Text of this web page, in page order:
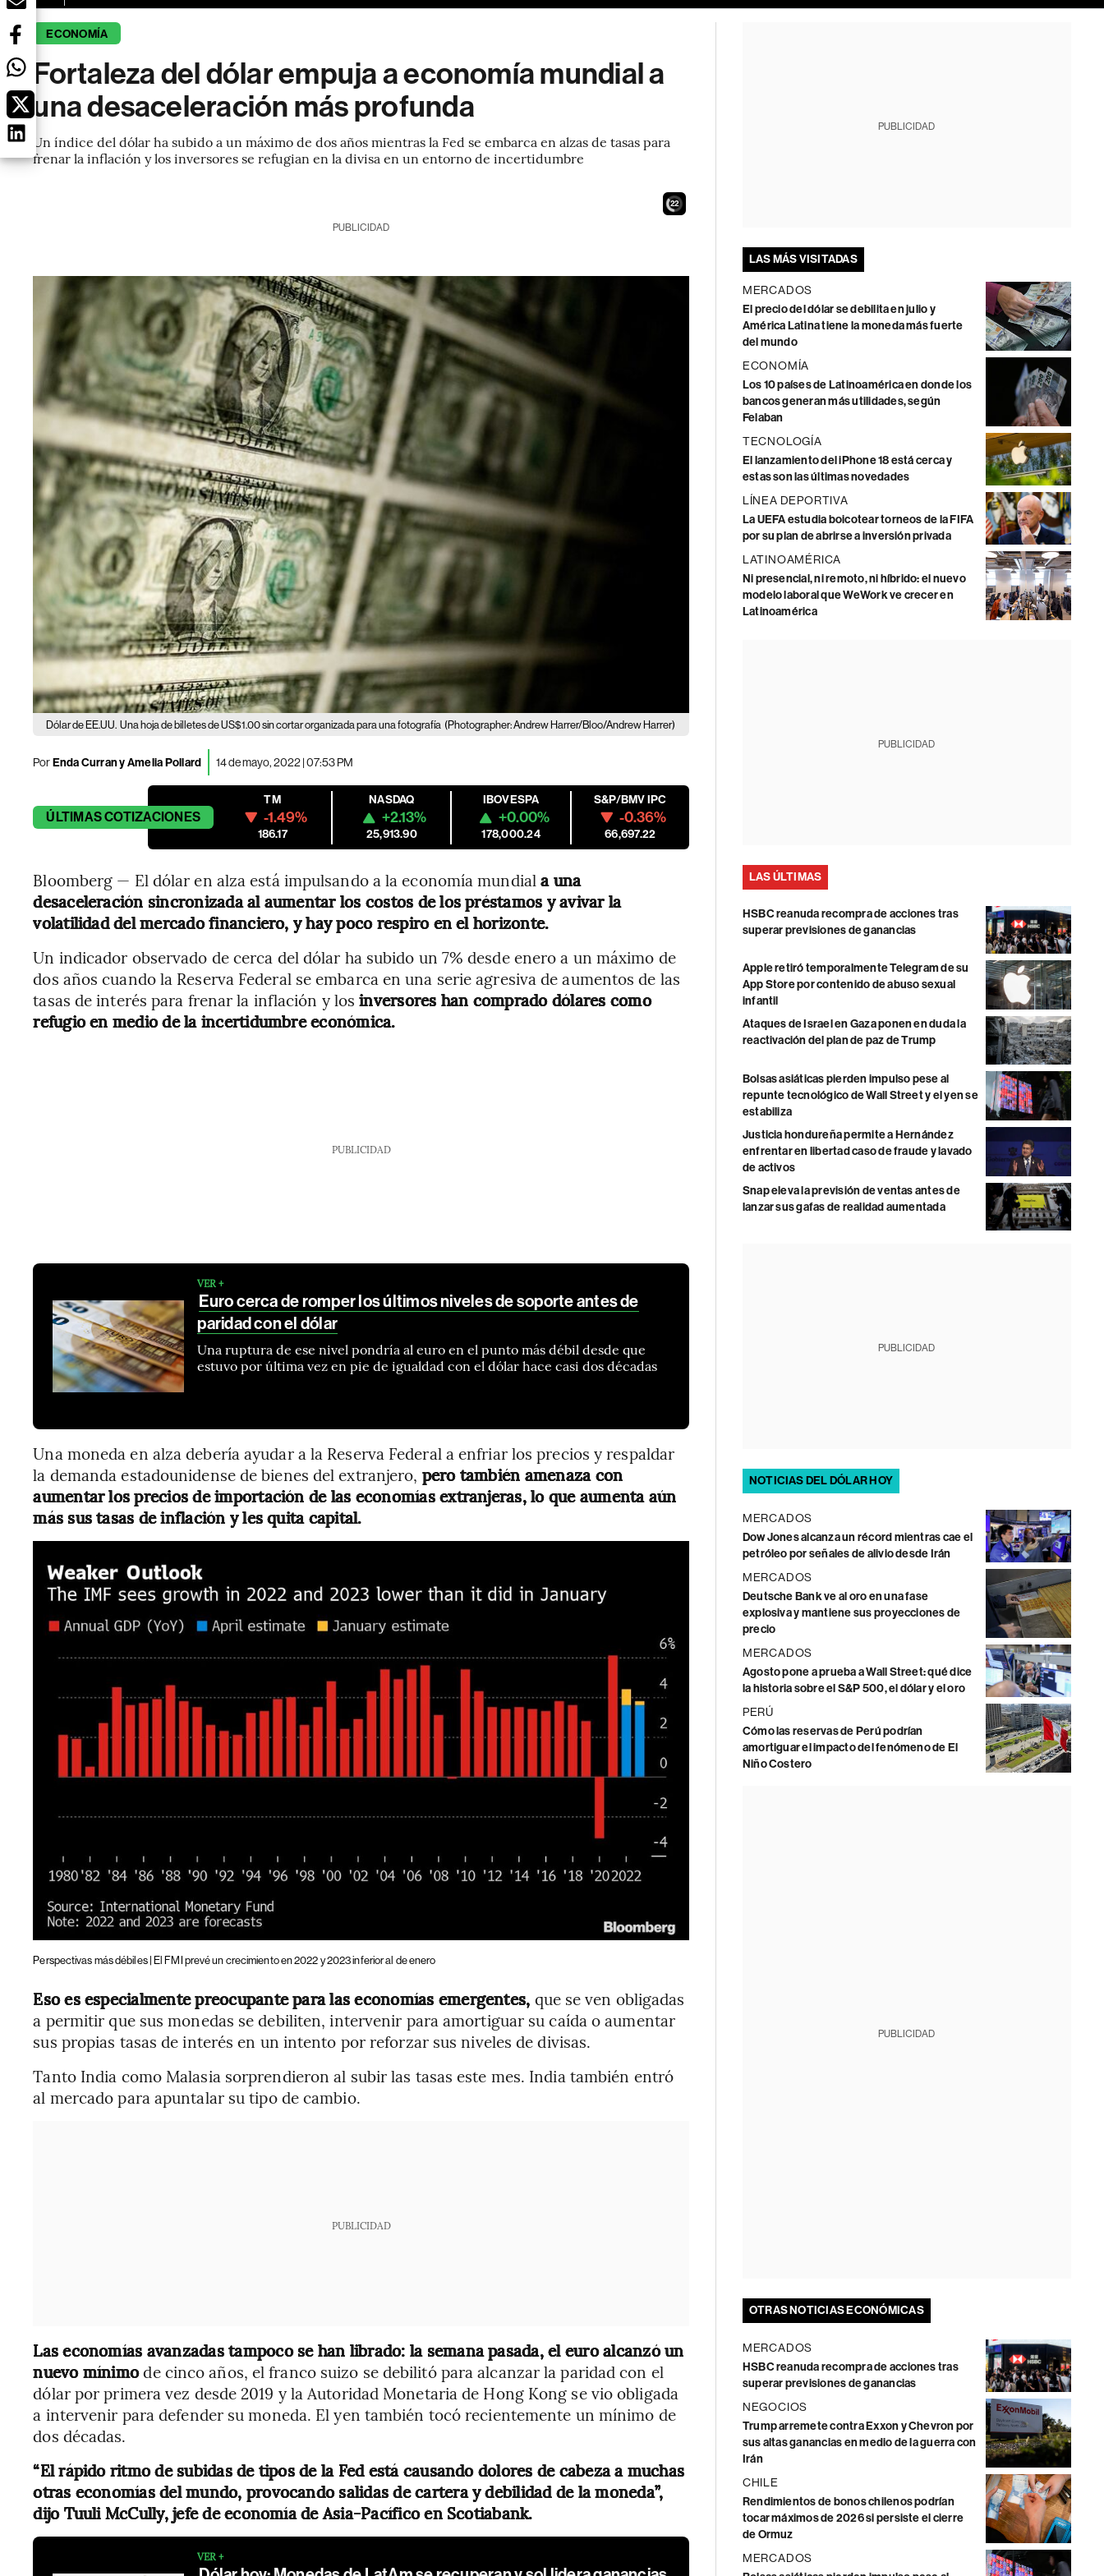
ECONOMÍA
Fortaleza del dólar empuja a economía mundial a
una desaceleración más profunda
Un índice del dólar ha subido a un máximo de dos años mientras la Fed se embarca en alzas de tasas para
frenar la inflación y los inversores se refugian en la divisa en un entorno de incertidumbre
20
PUBLICIDAD
Dólar de EE.UU. Una hoja de billetes de US$1.00 sin cortar organizada para una fotografía (Photographer: Andrew Harrer/Bloo/Andrew Harrer)
PorEnda Curran y Amelia Pollard 14 de mayo, 2022 | 07:53 PM
ÚLTIMASCOTIZACIONES
TM
-1.49%
186.17
NASDAQ
+2.13%
25,913.90
IBOVESPA
+0.00%
178,000.24
S&P/BMV IPC
-0.36%
66,697.22
Bloomberg — El dólar en alza está impulsando a la economía mundial a una
desaceleración sincronizada al aumentar los costos de los préstamos y avivar la
volatilidad del mercado financiero, y hay poco respiro en el horizonte.
Un indicador observado de cerca del dólar ha subido un 7% desde enero a un máximo de
dos años cuando la Reserva Federal se embarca en una serie agresiva de aumentos de las
tasas de interés para frenar la inflación y losinversores han comprado dólares como
refugio en medio de la incertidumbre económica.
PUBLICIDAD
VER +
Euro cerca de romper los últimos niveles de soporte antes de
paridad con el dólar
Una ruptura de ese nivel pondría al euro en el punto más débil desde que
estuvo por última vez en pie de igualdad con el dólar hace casi dos décadas
Una moneda en alza debería ayudar a la Reserva Federal a enfriar los precios y respaldar
la demanda estadounidense de bienes del extranjero, pero también amenaza con
aumentar los precios de importación de las economías extranjeras, lo que aumenta aún
más sus tasas de inflación y les quita capital.
Perspectivas más débiles | El FMI prevé un crecimiento en 2022 y 2023 inferior al de enero
Eso es especialmente preocupante para las economías emergentes, que se ven obligadas
a permitir que sus monedas se debiliten, intervenir para amortiguar su caída o aumentar
sus propias tasas de interés en un intento por reforzar sus niveles de divisas.
Tanto India como Malasia sorprendieron al subir las tasas este mes. India también entró
al mercado para apuntalar su tipo de cambio.
PUBLICIDAD
Las economías avanzadas tampoco se han librado: la semana pasada, el euro alcanzó un
nuevo mínimode cinco años, el franco suizo se debilitó para alcanzar la paridad con el
dólar por primera vez desde 2019 y la Autoridad Monetaria de Hong Kong se vio obligada
a intervenir para defender su moneda. El yen también tocó recientemente un mínimo de
dos décadas.
“El rápido ritmo de subidas de tipos de la Fed está causando dolores de cabeza a muchas
otras economías del mundo, provocando salidas de cartera y debilidad de la moneda”,
dijo Tuuli McCully, jefe de economía de Asia-Pacífico en Scotiabank.
VER +
PUBLICIDAD
LAS MÁS VISITADAS
MERCADOS
El precio del dólar se debilita en julio y
América Latina tiene la moneda más fuerte
del mundo
ECONOMÍA
Los 10 países de Latinoamérica en donde los
bancos generan más utilidades, según
Felaban
TECNOLOGÍA
El lanzamiento del iPhone 18 está cerca y
estas son las últimas novedades
LÍNEA DEPORTIVA
La UEFA estudia boicotear torneos de la FIFA
por su plan de abrirse a inversión privada
LATINOAMÉRICA
Ni presencial, ni remoto, ni híbrido: el nuevo
modelo laboral que WeWork ve crecer en
Latinoamérica
PUBLICIDAD
LAS ÚLTIMAS
HSBC reanuda recompra de acciones tras
superar previsiones de ganancias
Apple retiró temporalmente Telegram de su
App Store por contenido de abuso sexual
infantil
Ataques de Israel en Gaza ponen en duda la
reactivación del plan de paz de Trump
Bolsas asiáticas pierden impulso pese al
repunte tecnológico de Wall Street y el yen se
estabiliza
Justicia hondureña permite a Hernández
enfrentar en libertad caso de fraude y lavado
de activos
Snap eleva la previsión de ventas antes de
lanzar sus gafas de realidad aumentada
PUBLICIDAD
NOTICIAS DEL DÓLAR HOY
MERCADOS
Dow Jones alcanza un récord mientras cae el
petróleo por señales de alivio desde Irán
MERCADOS
Deutsche Bank ve al oro en una fase
explosiva y mantiene sus proyecciones de
precio
MERCADOS
Agosto pone a prueba a Wall Street: qué dice
la historia sobre el S&P 500, el dólar y el oro
PERÚ
Cómo las reservas de Perú podrían
amortiguar el impacto del fenómeno de El
Niño Costero
PUBLICIDAD
OTRAS NOTICIAS ECONÓMICAS
MERCADOS
HSBC reanuda recompra de acciones tras
superar previsiones de ganancias
NEGOCIOS
Trump arremete contra Exxon y Chevron por
sus altas ganancias en medio de la guerra con
Irán
CHILE
Rendimientos de bonos chilenos podrían
tocar máximos de 2026 si persiste el cierre
de Ormuz
MERCADOS